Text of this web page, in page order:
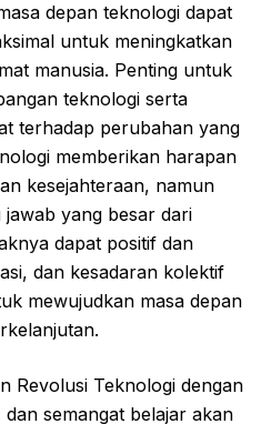
depan teknologi dapat
untuk meningkatkan
manusia. Penting untuk
teknologi serta
terhadap perubahan yang
memberikan harapan
kesejahteraan, namun
yang besar dari
dapat positif dan
dan kesadaran kolektif
mewujudkan masa depan
Revolusi Teknologi dengan
semangat belajar akan